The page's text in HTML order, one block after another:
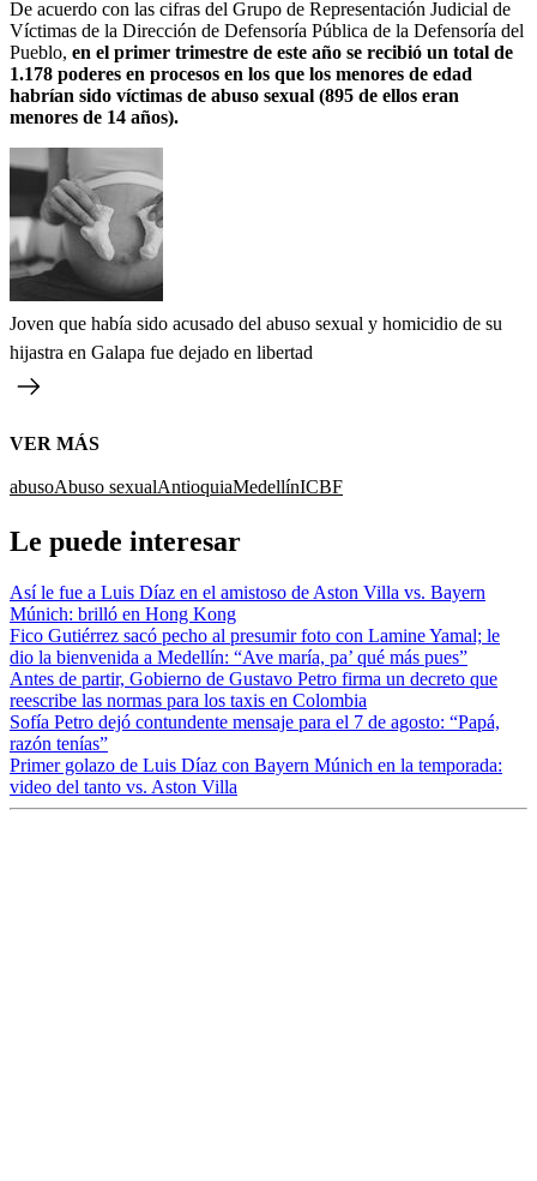
De acuerdo con las cifras del Grupo de Representación Judicial de
Víctimas de la Dirección de Defensoría Pública de la Defensoría del
Pueblo, en el primer trimestre de este año se recibió un total de
1.178 poderes en procesos en los que los menores de edad
habrían sido víctimas de abuso sexual (895 de ellos eran
menores de 14 años).
Joven que había sido acusado del abuso sexual y homicidio de su
hijastra en Galapa fue dejado en libertad
VER MÁS
abusoAbuso sexualAntioquiaMedellínICBF
Le puede interesar
Así le fue a Luis Díaz en el amistoso de Aston Villa vs. Bayern
Múnich: brilló en Hong Kong
Fico Gutiérrez sacó pecho al presumir foto con Lamine Yamal; le
dio la bienvenida a Medellín: “Ave maría, pa’ qué más pues”
Antes de partir, Gobierno de Gustavo Petro firma un decreto que
reescribe las normas para los taxis en Colombia
Sofía Petro dejó contundente mensaje para el 7 de agosto: “Papá,
razón tenías”
Primer golazo de Luis Díaz con Bayern Múnich en la temporada:
video del tanto vs. Aston Villa